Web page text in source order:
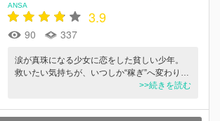
ANSA
3.9
90 337
涙が真珠になる少女に恋をした貧しい少年。
救いたい気持ちが、いつしか“稼ぎ”へ変わり…
>>続きを読む